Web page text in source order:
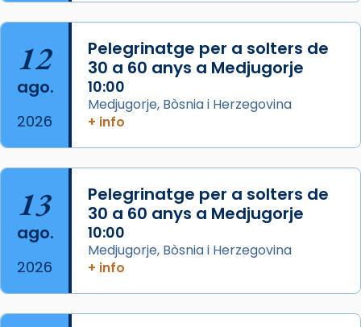
Acompanyant la història de sant Cugat, a
partir de l’Edat Mitjana sorgeix la tradició
que les santes Juliana (“relatiu a Júlia”) i
Semproniana (“relatiu a Semprònia =
eterna”) són deixebles seves. I l’any 1667, el
...Ver más
View on Facebook · Share
12
ago.
2026
Pelegrinatge per a solters de
30 a 60 anys a Medjugorje
10:00
Medjugorje, Bòsnia i Herzegovina
+ info
13
ago.
2026
Pelegrinatge per a solters de
30 a 60 anys a Medjugorje
10:00
Medjugorje, Bòsnia i Herzegovina
+ info